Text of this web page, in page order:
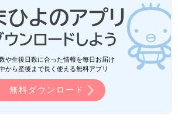
や生後日数に合った情報を毎日お届け
から産後まで長く使える無料アプリ
無料ダウンロード